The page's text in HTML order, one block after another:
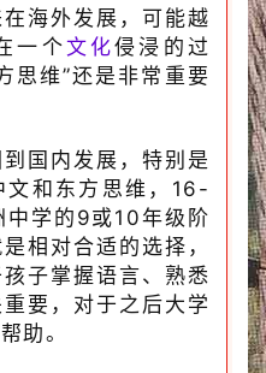
海外发展，可能越
一个文化侵浸的过
思维”还是非常重要
国内发展，特别是
文和东方思维，16-
中学的9或10年级阶
是相对合适的选择，
子掌握语言、熟悉
要，对于之后大学
助。